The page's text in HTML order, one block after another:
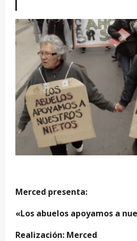
Merced presenta:
«Los abuelos apoyamos a
Realización: Merced